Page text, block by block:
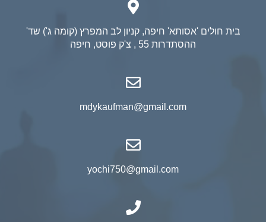
בית חולים 'אסותא' חיפה, קניון לב המפרץ (קומה ג') שד'
ההסתדרות 55 , צ'ק פוסט, חיפה
mdykaufman@gmail.com
yochi750@gmail.com